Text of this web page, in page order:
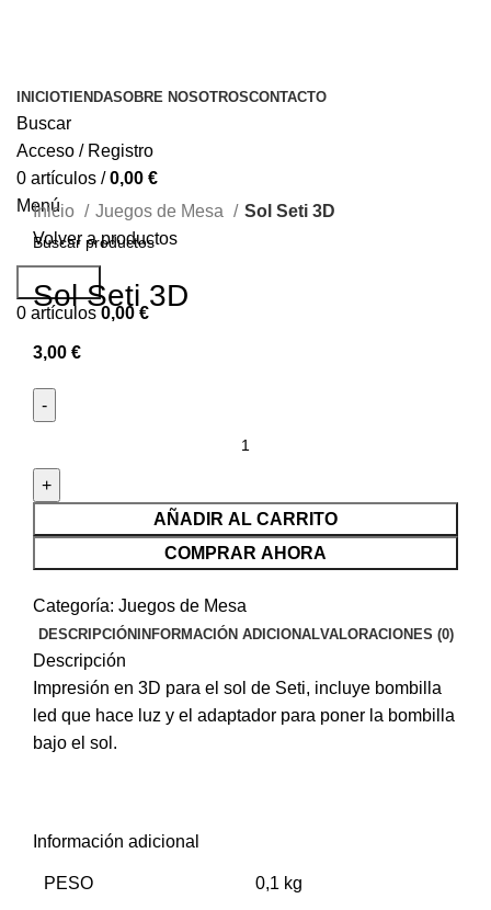
INICIOTIENDASOBRE NOSOTROSCONTACTO
Buscar
Acceso / Registro
0 artículos / 0,00 €
Menú
Buscar...
0 artículos 0,00 €
Inicio Juegos de Mesa
Sol Seti 3D
Volver a productos
Sol Seti 3D
3,00 €
AÑADIR AL CARRITO
COMPRAR AHORA
Categoría: Juegos de Mesa
DESCRIPCIÓN INFORMACIÓN ADICIONALVALORACIONES (0)
Descripción
Impresión en 3D para el sol de Seti, incluye bombilla
led que hace luz y el adaptador para poner la bombilla
bajo el sol.
Información adicional
PESO 0,1 kg